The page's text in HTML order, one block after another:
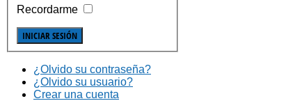
Recordarme
¿Olvido su contraseña?
¿Olvido su usuario?
Crear una cuenta